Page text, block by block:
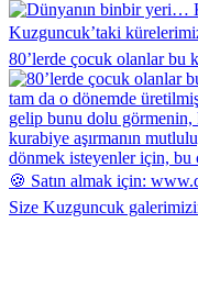
80’lerde çocuk olanlar bu
Size Kuzguncuk